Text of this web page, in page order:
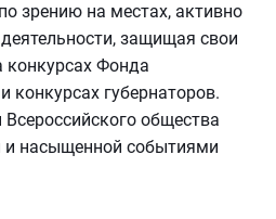
зрению на местах, активно
защищая свои
конкурсах Фонда
конкурсах губернаторов.
общества
и насыщенной событиями